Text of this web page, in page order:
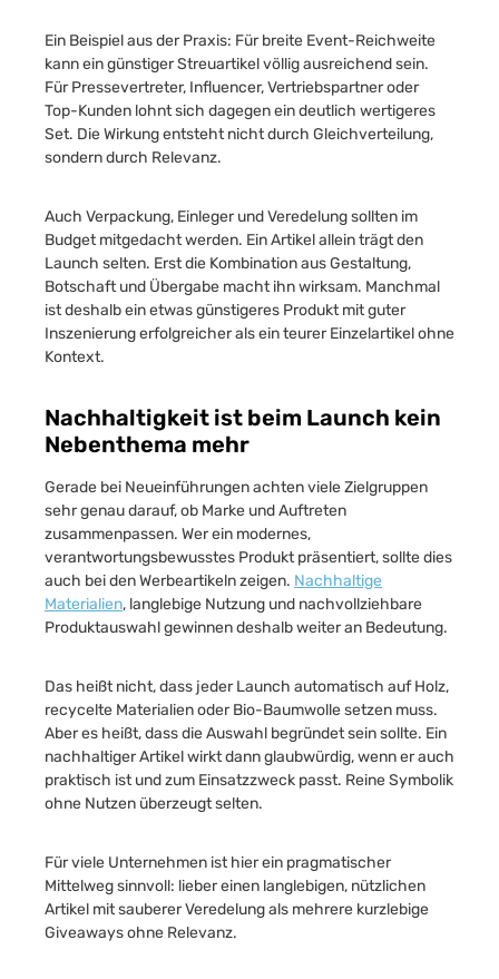
Ein Beispiel aus der Praxis: Für breite Event-Reichweite
kann ein günstiger Streuartikel völlig ausreichend sein.
Für Pressevertreter, Influencer, Vertriebspartner oder
Top-Kunden lohnt sich dagegen ein deutlich wertigeres
Set. Die Wirkung entsteht nicht durch Gleichverteilung,
sondern durch Relevanz.
Auch Verpackung, Einleger und Veredelung sollten im
Budget mitgedacht werden. Ein Artikel allein trägt den
Launch selten. Erst die Kombination aus Gestaltung,
Botschaft und Übergabe macht ihn wirksam. Manchmal
ist deshalb ein etwas günstigeres Produkt mit guter
Inszenierung erfolgreicher als ein teurer Einzelartikel ohne
Kontext.
Nachhaltigkeit ist beim Launch kein
Nebenthema mehr
Gerade bei Neueinführungen achten viele Zielgruppen
sehr genau darauf, ob Marke und Auftreten
zusammenpassen. Wer ein modernes,
verantwortungsbewusstes Produkt präsentiert, sollte dies
auch bei den Werbeartikeln zeigen. Nachhaltige
Materialien, langlebige Nutzung und nachvollziehbare
Produktauswahl gewinnen deshalb weiter an Bedeutung.
Das heißt nicht, dass jeder Launch automatisch auf Holz,
recycelte Materialien oder Bio-Baumwolle setzen muss.
Aber es heißt, dass die Auswahl begründet sein sollte. Ein
nachhaltiger Artikel wirkt dann glaubwürdig, wenn er auch
praktisch ist und zum Einsatzzweck passt. Reine Symbolik
ohne Nutzen überzeugt selten.
Für viele Unternehmen ist hier ein pragmatischer
Mittelweg sinnvoll: lieber einen langlebigen, nützlichen
Artikel mit sauberer Veredelung als mehrere kurzlebige
Giveaways ohne Relevanz.